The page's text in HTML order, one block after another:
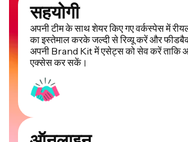
सहयोगी
अपनी टीम के साथ शेयर किए गए वर्कस्पेस में
का इस्तेमाल करके जल्दी से रिव्यू करें और
अपनी Brand Kit में एसेट्स को सेव करें ताकि
एक्सेस कर सकें।